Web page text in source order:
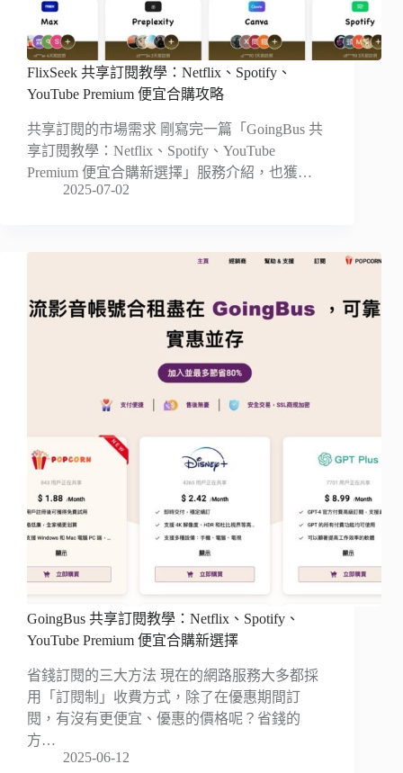
FlixSeek 共享訂閱教學：Netflix、Spotify、
YouTube Premium 便宜合購攻略
共享訂閱的市場需求 剛寫完一篇「GoingBus 共
享訂閱教學：Netflix、Spotify、YouTube
Premium 便宜合購新選擇」服務介紹，也獲…
2025-07-02
GoingBus 共享訂閱教學：Netflix、Spotify、
YouTube Premium 便宜合購新選擇
省錢訂閱的三大方法 現在的網路服務大多都採
用「訂閱制」收費方式，除了在優惠期間訂
閱，有沒有更便宜、優惠的價格呢？省錢的
方…
2025-06-12